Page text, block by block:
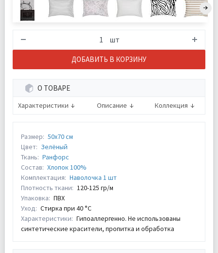
шт
ДОБАВИТЬ В КОРЗИНУ
О ТОВАРЕ
Характеристики Описание Коллекция
Размер: 50х70 см
Цвет: Зелёный
Ткань: Ранфорс
Состав: Хлопок 100%
Комплектация: Наволочка 1 шт
Плотность ткани: 120-125 гр/м
Упаковка: ПВХ
Уход: Стирка при 40 °С
Характеристики: Гипоаллергенно. Не использованы
синтетические красители, пропитка и обработка